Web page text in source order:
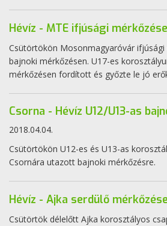
Hévíz - MTE ifjúsági
Csütörtökön Mosonmagyaróvár
bajnoki mérkőzésen. U17-es
mérkőzésen fordított és győzte le jó
Csorna - Hévíz U12/U13-as
2018.04.04.
Csütörtökön U12-es és U13-as
Csornára utazott bajnoki mérkőzésre.
Hévíz - Ajka serdülő
Csütörtök délelőtt Ajka korosztályos